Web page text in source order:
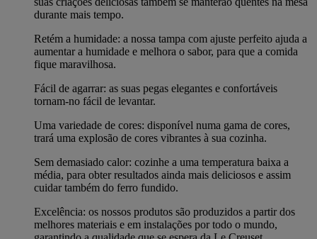
durante mais tempo.
Retém a humidade: a nossa tampa com ajuste perfeito ajuda a
aumentar a humidade e melhora o sabor, para que a comida
fique maravilhosa.
Fácil de agarrar: as suas pegas elegantes e confortáveis
tornam-no fácil de levantar.
Uma variedade de cores: disponível numa gama de cores,
trará uma explosão de cores vibrantes à sua cozinha.
Sem demasiado calor: cozinhe a uma temperatura baixa a
média, para obter resultados ainda mais deliciosos e assim
cuidar também do ferro fundido.
Excelência: os nossos produtos são produzidos a partir dos
melhores materiais e em instalações por todo o mundo,